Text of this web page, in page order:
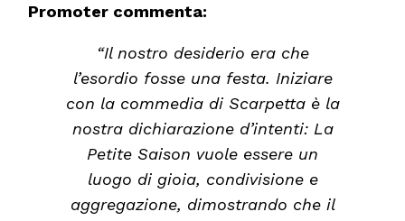
Promoter commenta:
“Il nostro desiderio era che
l’esordio fosse una festa. Iniziare
con la commedia di Scarpetta è la
nostra dichiarazione d’intenti: La
Petite Saison vuole essere un
luogo di gioia, condivisione e
aggregazione, dimostrando che il